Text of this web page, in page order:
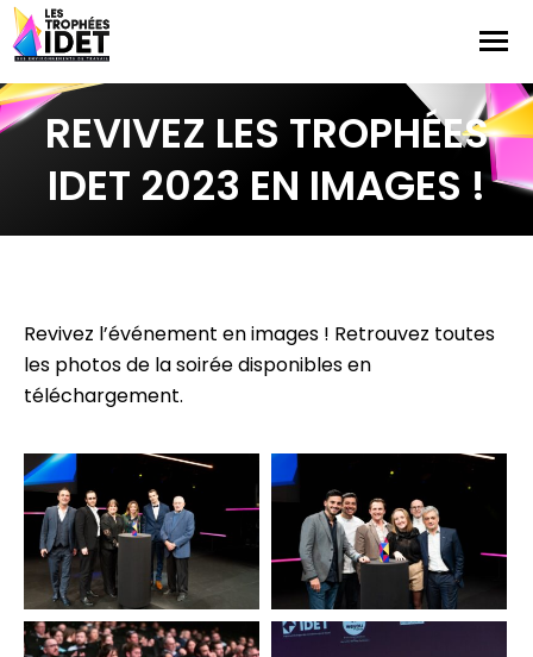
REVIVEZ LES TROPHÉES
IDET 2023 EN IMAGES !
Revivez l’événement en images ! Retrouvez toutes
les photos de la soirée disponibles en
téléchargement.